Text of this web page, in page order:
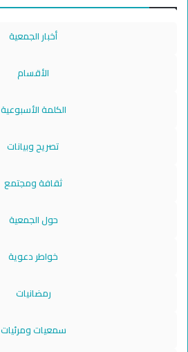
أخبار الجمعية
الأقسام
الكلمة الأسبوعية
تصريح وبيانات
ثقافة ومجتمع
حول الجمعية
خواطر دعوية
رمضانيات
سمعيات ومرئيات